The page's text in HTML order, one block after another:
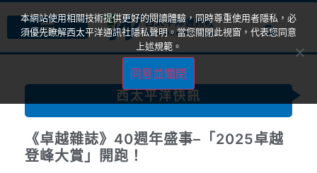
西太平洋快訊
《卓越雜誌》40週年盛事–「2025卓越
登峰大賞」開跑！
本網站使用相關技術提供更好的閱讀體驗，同時尊重使用者隱私，必
須優先瞭解西太平洋通訊社隱私聲明。當您關閉此視窗，代表您同意
上述規範。
同意並關閉